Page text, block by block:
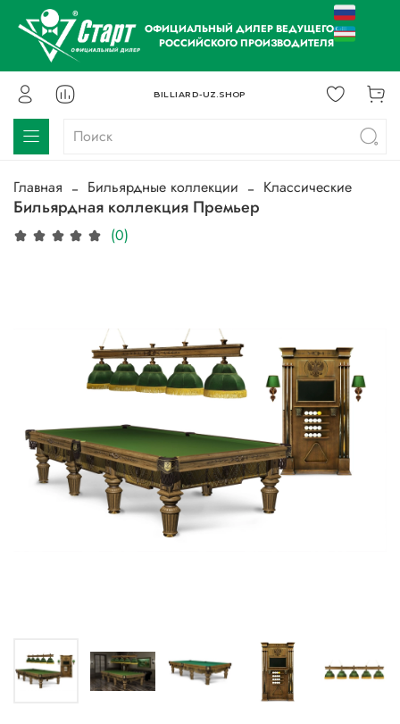
ОФИЦИАЛЬНЫЙ ДИЛЕР ВЕДУЩЕГО
РОССИЙСКОГО ПРОИЗВОДИТЕЛЯ
BILLIARD-UZ.SHOP
Главная Бильярдные коллекции Классические
Бильярдная коллекция Премьер
(0)